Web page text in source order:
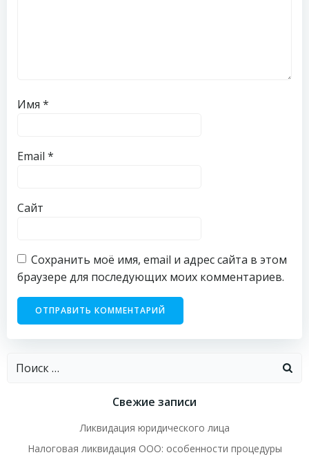
Имя *
Email *
Сайт
Сохранить моё имя, email и адрес сайта в этом
браузере для последующих моих комментариев.
Найти:
Свежие записи
Ликвидация юридического лица
Налоговая ликвидация ООО: особенности процедуры